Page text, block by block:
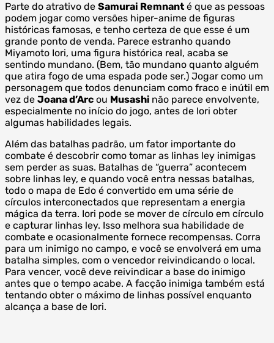
Parte do atrativo de Samurai Remnant é que as pessoas
podem jogar como versões hiper-anime de figuras
históricas famosas, e tenho certeza de que esse é um
grande ponto de venda. Parece estranho quando
Miyamoto Iori, uma figura histórica real, acaba se
sentindo mundano. (Bem, tão mundano quanto alguém
que atira fogo de uma espada pode ser.) Jogar como um
personagem que todos denunciam como fraco e inútil em
vez de Joana d’Arc ou Musashi não parece envolvente,
especialmente no início do jogo, antes de Iori obter
algumas habilidades legais.
Além das batalhas padrão, um fator importante do
combate é descobrir como tomar as linhas ley inimigas
sem perder as suas. Batalhas de “guerra” acontecem
sobre linhas ley, e quando você entra nessas batalhas,
todo o mapa de Edo é convertido em uma série de
círculos interconectados que representam a energia
mágica da terra. Iori pode se mover de círculo em círculo
e capturar linhas ley. Isso melhora sua habilidade de
combate e ocasionalmente fornece recompensas. Corra
para um inimigo no campo, e você se envolverá em uma
batalha simples, com o vencedor reivindicando o local.
Para vencer, você deve reivindicar a base do inimigo
antes que o tempo acabe. A facção inimiga também está
tentando obter o máximo de linhas possível enquanto
alcança a base de Iori.